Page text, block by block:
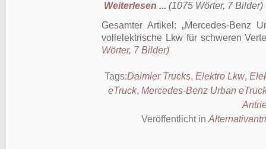
Weiterlesen ... (1075 Wörter, 7 Bilder)
Gesamter Artikel:
Mercedes-Benz
vollelektrische Lkw für schweren
Wörter, 7 Bilder)
Tags:Daimler Trucks, Elektro Lkw,
eTruck, Mercedes-Benz Urban
Veröffentlicht in